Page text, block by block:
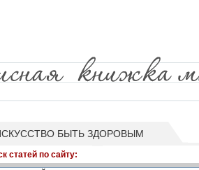
БЫТЬ ЗДОРОВЫМ
статей по сайту: